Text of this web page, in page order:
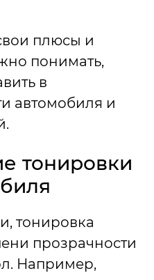
плюсы и
понимать,
в
автомобиля и
тонировки
тонировка
прозрачности
Например,